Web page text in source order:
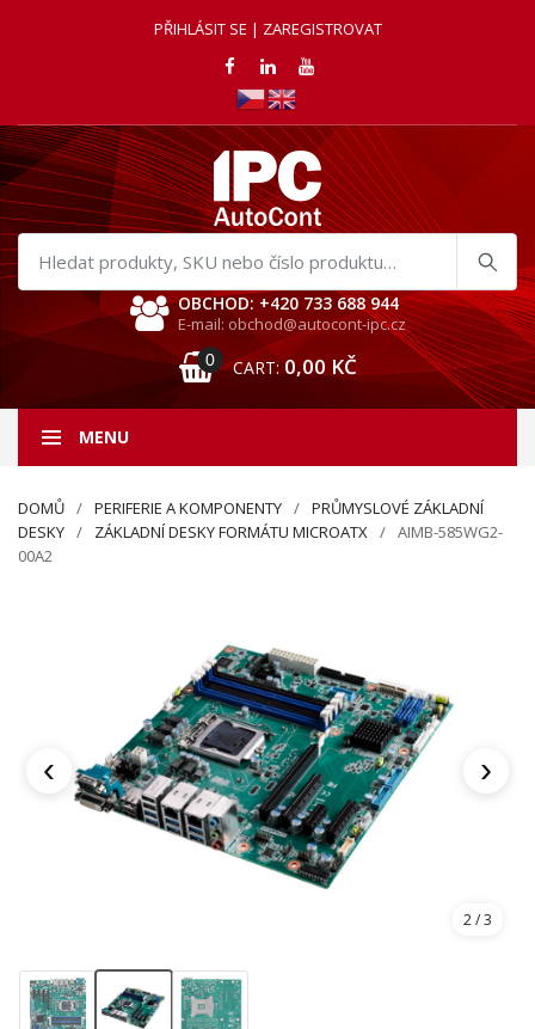
PŘIHLÁSIT SE | ZAREGISTROVAT
Hledat
produkty
OBCHOD: +420 733 688 944
E-mail: obchod@autocont-ipc.cz
0 CART: 0,00 KČ
MENU
DOMŮ PERIFERIE A KOMPONENTY
PRŮMYSLOVÉ ZÁKLADNÍ
DESKY
ZÁKLADNÍ DESKY FORMÁTU MICROATX
AIMB-585WG2-
00A2
‹ ›
2/ 3